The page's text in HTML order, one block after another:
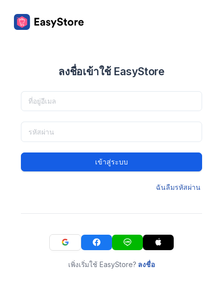
ลงชื่อเข้าใช้ EasyStore
เข้าสู่ระบบ
ฉันลืมรหัสผ่าน
เพิ่งเริ่มใช้ EasyStore? ลงชื่อ